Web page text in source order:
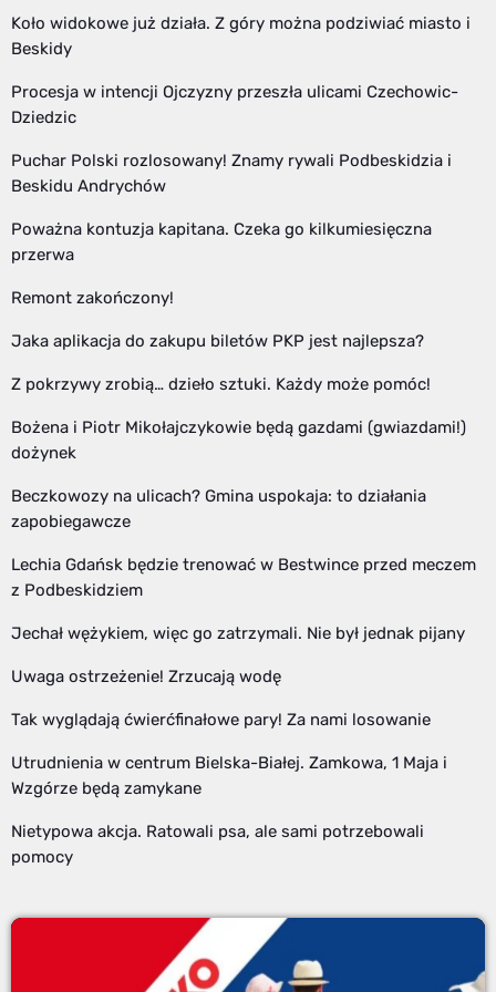
Koło widokowe już działa. Z góry można podziwiać miasto i
Beskidy
Procesja w intencji Ojczyzny przeszła ulicami Czechowic-
Dziedzic
Puchar Polski rozlosowany! Znamy rywali Podbeskidzia i
Beskidu Andrychów
Poważna kontuzja kapitana. Czeka go kilkumiesięczna
przerwa
Remont zakończony!
Jaka aplikacja do zakupu biletów PKP jest najlepsza?
Z pokrzywy zrobią… dzieło sztuki. Każdy może pomóc!
Bożena i Piotr Mikołajczykowie będą gazdami (gwiazdami!)
dożynek
Beczkowozy na ulicach? Gmina uspokaja: to działania
zapobiegawcze
Lechia Gdańsk będzie trenować w Bestwince przed meczem
z Podbeskidziem
Jechał wężykiem, więc go zatrzymali. Nie był jednak pijany
Uwaga ostrzeżenie! Zrzucają wodę
Tak wyglądają ćwierćfinałowe pary! Za nami losowanie
Utrudnienia w centrum Bielska-Białej. Zamkowa, 1 Maja i
Wzgórze będą zamykane
Nietypowa akcja. Ratowali psa, ale sami potrzebowali
pomocy